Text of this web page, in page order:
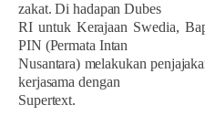
zakat. Di hadapan Dubes
RI untuk Kerajaan Swedia,
PIN (Permata Intan
Nusantara) melakukan
kerjasama dengan
Supertext.